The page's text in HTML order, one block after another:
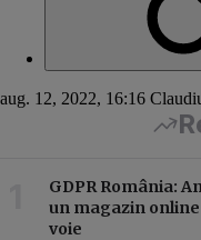
aug. 12, 2022, 16:16
GDPR România:
un magazin
voie